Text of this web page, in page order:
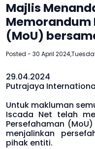
Majlis
Memorandum
(MoU)
Posted - 30 April
29.04.2024
Putrajaya
Untuk makluman
Iscada Net telah
Persefahaman
menjalinkan
pihak entiti.